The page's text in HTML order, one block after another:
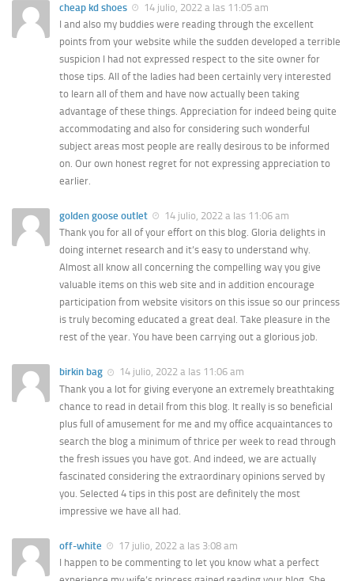
cheap kd shoes
14 julio, 2022 a las 11:05 am
I and also my buddies were reading through the excellent
points from your website while the sudden developed a terrible
suspicion I had not expressed respect to the site owner for
those tips. All of the ladies had been certainly very interested
to learn all of them and have now actually been taking
advantage of these things. Appreciation for indeed being quite
accommodating and also for considering such wonderful
subject areas most people are really desirous to be informed
on. Our own honest regret for not expressing appreciation to
earlier.
golden goose outlet
14 julio, 2022 a las 11:06 am
Thank you for all of your effort on this blog. Gloria delights in
doing internet research and it’s easy to understand why.
Almost all know all concerning the compelling way you give
valuable items on this web site and in addition encourage
participation from website visitors on this issue so our princess
is truly becoming educated a great deal. Take pleasure in the
rest of the year. You have been carrying out a glorious job.
birkin bag
14 julio, 2022 a las 11:06 am
Thank you a lot for giving everyone an extremely breathtaking
chance to read in detail from this blog. It really is so beneficial
plus full of amusement for me and my office acquaintances to
search the blog a minimum of thrice per week to read through
the fresh issues you have got. And indeed, we are actually
fascinated considering the extraordinary opinions served by
you. Selected 4 tips in this post are definitely the most
impressive we have all had.
off-white
17 julio, 2022 a las 3:08 am
I happen to be commenting to let you know what a perfect